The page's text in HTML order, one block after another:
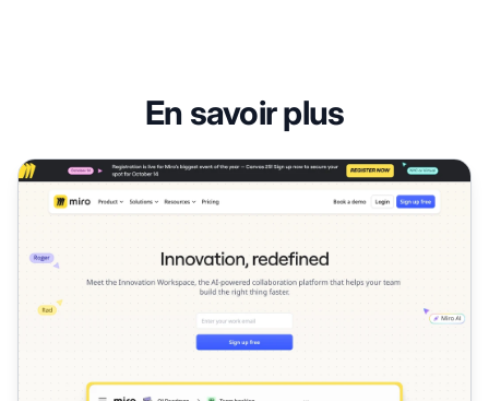
En savoir plus
Programme d'affiliation Miro